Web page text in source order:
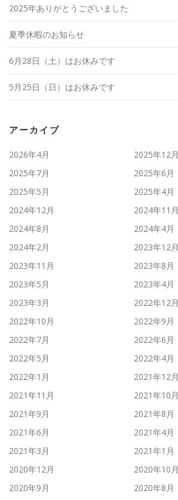
2025年ありがとうございました
夏季休暇のお知らせ
6月28日（土）はお休みです
5月25日（日）はお休みです
アーカイブ
2026年4月
2025年12月
2025年7月
2025年6月
2025年5月
2025年4月
2024年12月
2024年11月
2024年8月
2024年4月
2024年2月
2023年12月
2023年11月
2023年8月
2023年5月
2023年4月
2023年3月
2022年12月
2022年10月
2022年9月
2022年7月
2022年6月
2022年5月
2022年4月
2022年1月
2021年12月
2021年11月
2021年10月
2021年9月
2021年8月
2021年6月
2021年4月
2021年3月
2021年1月
2020年12月
2020年10月
2020年9月
2020年8月